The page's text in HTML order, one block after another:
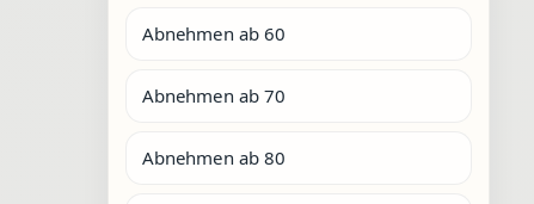
Abnehmen ab 60
Abnehmen ab 70
Abnehmen ab 80